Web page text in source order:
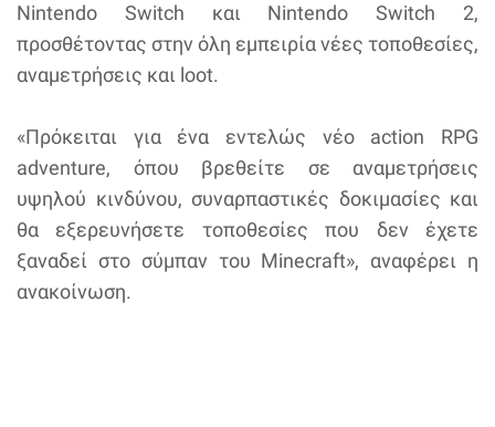
Nintendo Switch και Nintendo Switch 2,
προσθέτοντας στην όλη εμπειρία νέες τοποθεσίες,
αναμετρήσεις και loot.
«Πρόκειται για ένα εντελώς νέο action RPG
adventure, όπου βρεθείτε σε αναμετρήσεις
υψηλού κινδύνου, συναρπαστικές δοκιμασίες και
θα εξερευνήσετε τοποθεσίες που δεν έχετε
ξαναδεί στο σύμπαν του Minecraft», αναφέρει η
ανακοίνωση.